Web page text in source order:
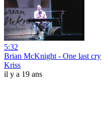
5:32
Brian McKnight - One last cry
Kriss
il y a 19 ans